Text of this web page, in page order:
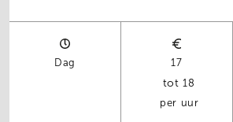
Dag
17
18
per uur